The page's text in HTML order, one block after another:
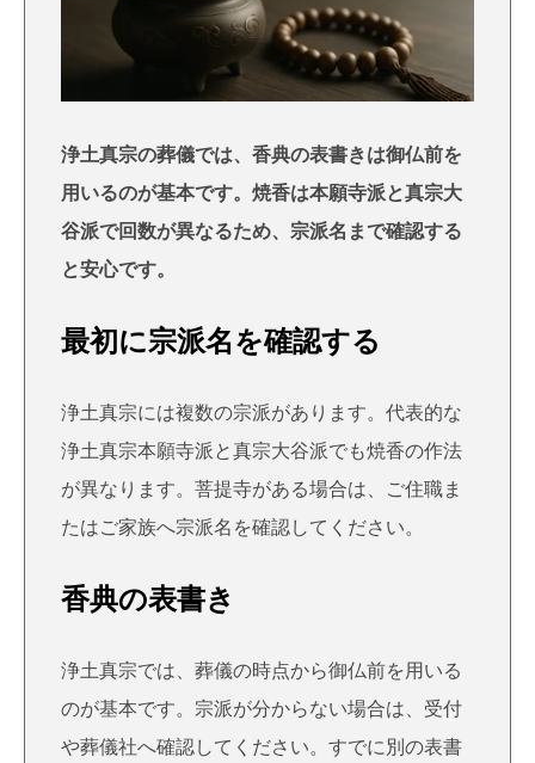
浄土真宗の葬儀では、香典の表書きは御仏前を
用いるのが基本です。焼香は本願寺派と真宗大
谷派で回数が異なるため、宗派名まで確認する
と安心です。
最初に宗派名を確認する
浄土真宗には複数の宗派があります。代表的な
浄土真宗本願寺派と真宗大谷派でも焼香の作法
が異なります。菩提寺がある場合は、ご住職ま
たはご家族へ宗派名を確認してください。
香典の表書き
浄土真宗では、葬儀の時点から御仏前を用いる
のが基本です。宗派が分からない場合は、受付
や葬儀社へ確認してください。すでに別の表書